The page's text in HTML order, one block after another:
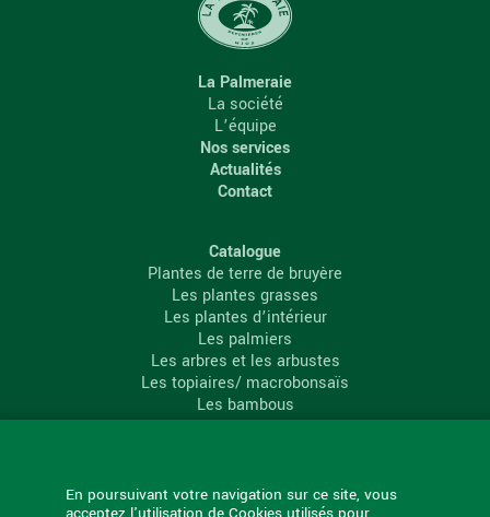
En poursuivant votre navigation sur ce site, vous
La Palmeraie
La société
L’équipe
Nos services
Actualités
Contact
Catalogue
Plantes de terre de bruyère
Les plantes grasses
Les plantes d’intérieur
Les palmiers
Les arbres et les arbustes
Les topiaires/ macrobonsaïs
Les bambous
Les conifères
La Palmeraie